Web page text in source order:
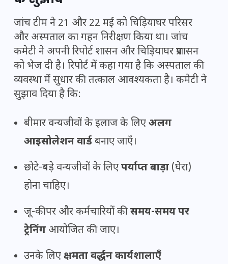
जांच टीम ने 21 और 22 मई को चिड़ियाघर परिसर
और अस्पताल का गहन निरीक्षण किया था। जांच
कमेटी ने अपनी रिपोर्ट शासन और चिड़ियाघर प्रशासन
को भेज दी है। रिपोर्ट में कहा गया है कि अस्पताल की
व्यवस्था में सुधार की तत्काल आवश्यकता है। कमेटी ने
सुझाव दिया है कि:
बीमार वन्यजीवों के इलाज के लिएअलग
आइसोलेशन वार्डबनाए जाएँ।
छोटे-बड़े वन्यजीवों के लिएपर्याप्त बाड़ा (घेरा)
होना चाहिए।
जू-कीपर और कर्मचारियों कीसमय-समय पर
ट्रेनिंग आयोजित की जाए।
उनके लिएक्षमता वर्द्धन कार्यशालाएँ